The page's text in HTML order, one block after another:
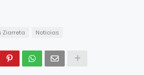
Ziarreta Noticias